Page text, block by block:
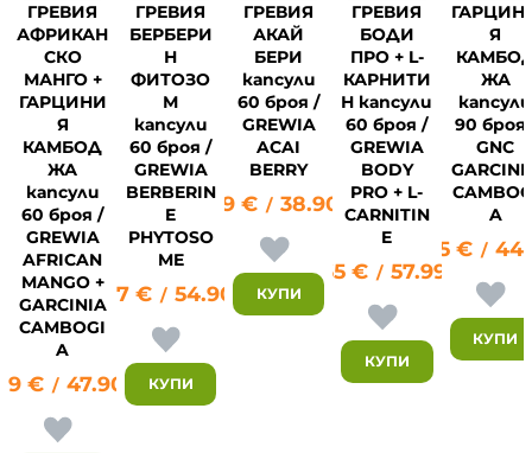
ГРЕВИЯ
АФРИКАН
СКО
МАНГО +
ГАРЦИНИ
Я
КАМБОД
ЖА
капсули
60 броя /
GREWIA
AFRICAN
MANGO +
GARCINIA
CAMBOGI
A
€ / 47.90 лв.
ГРЕВИЯ
БЕРБЕРИ
Н
ФИТОЗО
М
капсули
60 броя /
GREWIA
BERBERIN
E
PHYTOSO
ME
28.07 € / 54.90 лв.
КУПИ
ГРЕВИЯ
АКАЙ
БЕРИ
капсули
60 броя /
GREWIA
ACAI
BERRY
19.89 € / 38.90 лв.
КУПИ
ГРЕВИЯ
БОДИ
ПРО + L-
КАРНИТИ
Н капсули
60 броя /
GREWIA
BODY
PRO + L-
CARNITIN
E
29.65 € / 57.99
КУПИ
Я
ЖА
капсули
90 броя
GNC
A
22.95 € /
КУПИ